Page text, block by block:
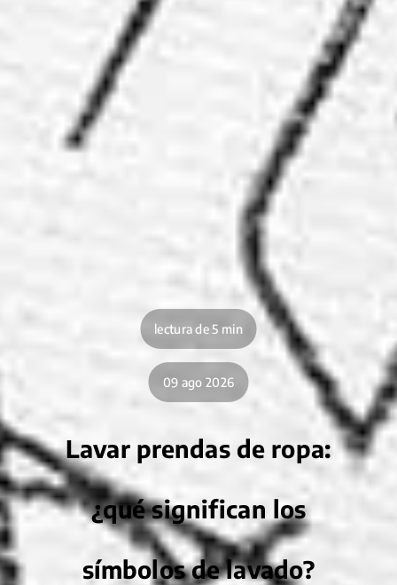
lectura de 5 min
09 ago 2026
Lavar prendas de ropa:
¿qué significan los
símbolos de lavado?